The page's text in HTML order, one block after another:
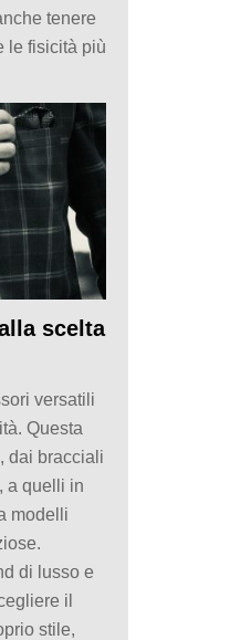
tenere
le fisicità più
scelta
versatili
Questa
dai bracciali
a quelli in
modelli
di lusso e
il
stile,